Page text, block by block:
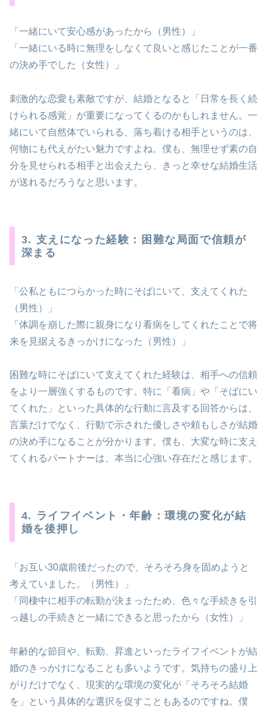
「一緒にいて安心感があったから（男性）」
「一緒にいる時に無理をしなくて良いと感じたことが一番
の決め手でした（女性）」
刺激的な恋愛も素敵ですが、結婚となると「日常を長く続
けられる感覚」が重要になってくるのかもしれません。一
緒にいて自然体でいられる、落ち着ける相手というのは、
何物にも代えがたい魅力ですよね。僕も、無理せず素の自
分を見せられる相手と出会えたら、きっと幸せな結婚生活
が送れるだろうなと思います。
3. 支えになった経験：困難な局面で信頼が
深まる
「公私ともにつらかった時にそばにいて、支えてくれた
（男性）」
「体調を崩した際に親身になり看病をしてくれたことで将
来を見据えるきっかけになった（男性）」
困難な時にそばにいて支えてくれた経験は、相手への信頼
をより一層強くするものです。特に「看病」や「そばにい
てくれた」といった具体的な行動に言及する回答からは、
言葉だけでなく、行動で示された優しさや頼もしさが結婚
の決め手になることが分かります。僕も、大変な時に支え
てくれるパートナーは、本当に心強い存在だと感じます。
4. ライフイベント・年齢：環境の変化が結
婚を後押し
「お互い30歳前後だったので、そろそろ身を固めようと
考えていました。（男性）」
「同棲中に相手の転勤が決まったため、色々な手続きを引
っ越しの手続きと一緒にできると思ったから（女性）」
年齢的な節目や、転勤、昇進といったライフイベントが結
婚のきっかけになることも多いようです。気持ちの盛り上
がりだけでなく、現実的な環境の変化が「そろそろ結婚
を」という具体的な選択を促すこともあるのですね。僕